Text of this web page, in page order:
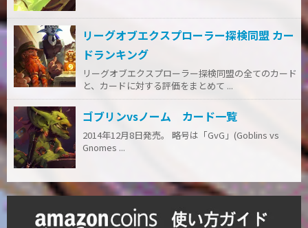
リーグオブエクスプローラー探検同盟 カー
ドランキング
リーグオブエクスプローラー探検同盟の全てのカード
と、カードに対する評価をまとめて ...
ゴブリンvsノーム カード一覧
2014年12月8日発売。 略号は「GvG」(Goblins vs
Gnomes ...